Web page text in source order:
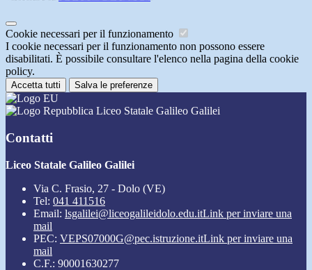
Cookie necessari per il funzionamento
I cookie necessari per il funzionamento non possono essere
disabilitati. È possibile consultare l'elenco nella pagina della cookie
policy.
Accetta tutti Salva le preferenze
Liceo Statale Galileo Galilei
Contatti
Liceo Statale Galileo Galilei
Via C. Frasio, 27 - Dolo (VE)
Tel: 041 411516
Email: lsgalilei@liceogalileidolo.edu.itLink per inviare una
mail
PEC: VEPS07000G@pec.istruzione.itLink per inviare una
mail
C.F.: 90001630277